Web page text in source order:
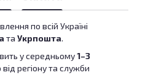
по всій Україні
та Укрпошта.
у середньому1–3
регіону та служби